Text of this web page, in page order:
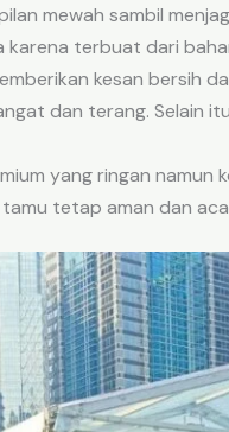
mewah sambil
terbuat dari
kesan bersih
dan terang. Selain
yang ringan
tamu tetap aman dan